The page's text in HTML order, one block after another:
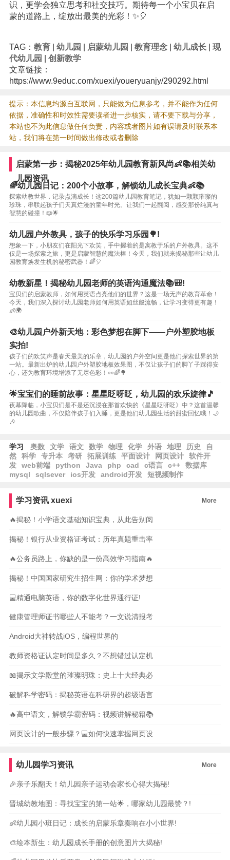
识，更学会独立思考和社交技巧。期待每一个小宝贝在启
蒙的道路上，绽放出最美的光彩！✨🎈
TAG： 教育| 幼儿园 启蒙幼儿园 教育理念| 幼儿成长| 现
代幼儿园
创新教学
文章链接：
https://www.9educ.com/xuexi/youeryuanjy/290292.html
提示：本信息均源自互联网，只能做为信息参考，并不能作为任何
依据，准确性和时效性需要读者进一步核实，请不要下载与分享，
本站也不为此信息做任何负责，内容或者图片如有误请及时联系本
站，我们将在第一时间做出修改或者删除
启蒙第一步：揭秘2025年幼儿园教育新风尚👶📚相关幼
儿园资讯
🌈幼儿园日记：200个小故事，解锁幼儿成长宝典👶📚
探索幼教世界，记录点滴成长！这200篇幼儿园教育笔记，犹如一颗颗璀璨的
珍珠，串联起孩子们天真烂漫的童年时光。让我们一起翻阅，感受那份纯真与
智慧的碰撞！📖🌟
幼儿园户外教具，孩子的快乐学习乐园🌳!
想象一下，小朋友们在阳光下欢笑，手中握着的是寓教于乐的户外教具。这不
仅是一场探索之旅，更是启蒙智慧的魔法棒！今天，我们就来揭秘那些让幼儿
园教育焕发生机的秘密武器！🌈🎈
幼教新星！揭秘幼儿园老师的英语沟通魔法📚🎒!
宝贝们的启蒙教师，如何用英语点亮他们的世界？这是一场无声的教育革命！
今天，我们深入探讨幼儿园老师如何用英语如丝般流畅，让学习变得更有趣！
👶🌍
🎨幼儿园户外新天地：彩色梦想在脚下——户外塑胶地板
实拍!
孩子们的欢笑声是春天最美的乐章，幼儿园的户外空间更是他们探索世界的第
一站。最新出炉的幼儿园户外塑胶地板效果图，不仅让孩子们的脚丫子踩得安
心，还为教育环境增添了无尽色彩！👀🌈🌳
🌟宝宝们的睡前故事：星星眨呀眨，幼儿园的欢乐旋律🎵
夜幕降临，小宝贝们是不是还沉浸在那首欢快的《星星眨呀眨》中？这首温馨
的幼儿园歌曲，不仅陪伴孩子们入睡，更是他们幼儿园生活的甜蜜回忆哦！🌙
🎶
学习 奥数 文学 语文 数学 物理 化学 外语 地理 历史
自
然
科学 专升本 考研 拓展训练 平面设计 网页设计
软件开
发
web前端 python Java php cad c语言 c++
数据库
mysql
sqlsever ios开发 android开发 短视频制作
学习资讯 xuexi More
🔥揭秘！小学语文基础知识宝典，从此告别阅
揭秘！银行从业资格证考试：历年真题重击率
🔥公务员路上，你缺的是一份高效学习指南🔥
揭秘！中国国家研究生招生网：你的学术梦想
💻精通电脑英语，你的数字化世界通行证!
健康管理师证书哪些人不能考？一文说清报考
Android大神转战iOS，编程世界的
教师资格证认定时间是多久？不想错过认定机
📖揭示文学殿堂的璀璨明珠：史上十大经典必
破解科学密码：揭秘英语在科研界的超级语言
🔥高中语文，解锁学霸密码：视频讲解秘籍📚
网页设计的一般步骤？💻如何快速掌握网页设
幼儿园学习资讯 More
🎉亲子乐翻天！幼儿园亲子运动会家长心得大揭秘!
晋城幼教地图：寻找宝宝的第一站🌟，哪家幼儿园最赞？!
👶幼儿园小班日记：成长的启蒙乐章奏响在小小世界!
🎨绘本新生：幼儿园成长手册的创意图片大揭秘!